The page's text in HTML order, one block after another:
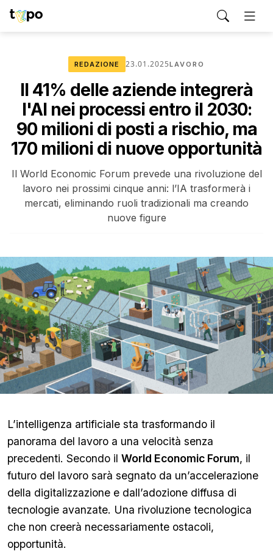
REDAZIONE 23.01.2025LAVORO
Il 41% delle aziende integrerà
l'AI nei processi entro il 2030:
90 milioni di posti a rischio, ma
170 milioni di nuove opportunità
Il World Economic Forum prevede una rivoluzione del
lavoro nei prossimi cinque anni: l’IA trasformerà i
mercati, eliminando ruoli tradizionali ma creando
nuove figure
L’intelligenza artificiale sta trasformando il
panorama del lavoro a una velocità senza
precedenti. Secondo il World Economic Forum, il
futuro del lavoro sarà segnato da un’accelerazione
della digitalizzazione e dall’adozione diffusa di
tecnologie avanzate. Una rivoluzione tecnologica
che non creerà necessariamente ostacoli,
opportunità.